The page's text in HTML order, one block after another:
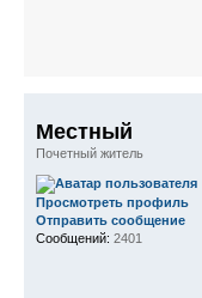
Местный
Почетный житель
Просмотреть профиль
Отправить сообщение
Сообщений: 2401